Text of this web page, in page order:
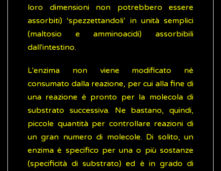
loro dimensioni non potrebbero essere
assorbiti) ‘spezzettandoli’ in unità semplici
(maltosio e amminoacidi) assorbibili
dall'intestino.
L'enzima non viene modificato né
consumato dalla reazione, per cui alla fine di
una reazione è pronto per la molecola di
substrato successiva. Ne bastano, quindi,
piccole quantità per controllare reazioni di
un gran numero di molecole. Di solito, un
enzima è specifico per una o più sostanze
(specificità di substrato) ed è in grado di